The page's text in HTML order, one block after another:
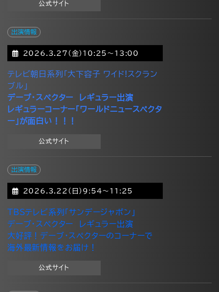
公式サイト
出演情報
2026.3.27(金)10:25～13:00
テレビ朝日系列「大下容子 ワイド!スクラン
ブル」
デーブ・スペクター レギュラー出演
レギュラーコーナー「ワールドニュースペクタ
ー」が面白い！！！
公式サイト
出演情報
2026.3.22(日)9:54～11:25
TBSテレビ系列「サンデージャポン」
デーブ・スペクター レギュラー出演
大好評！デーブ・スペクターのコーナーで
海外最新情報をお届け！
公式サイト